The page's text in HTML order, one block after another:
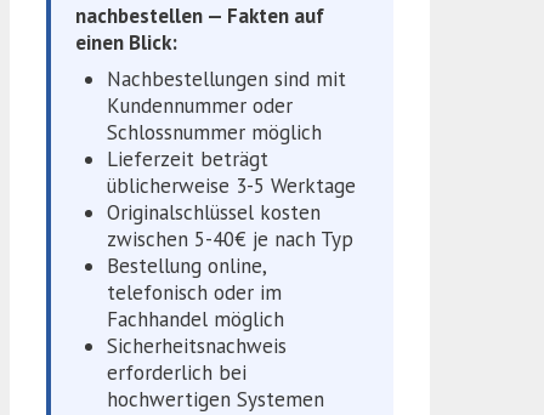
nachbestellen — Fakten auf
einen Blick:
Nachbestellungen sind mit
Kundennummer oder
Schlossnummer möglich
Lieferzeit beträgt
üblicherweise 3-5 Werktage
Originalschlüssel kosten
zwischen 5-40€ je nach Typ
Bestellung online,
telefonisch oder im
Fachhandel möglich
Sicherheitsnachweis
erforderlich bei
hochwertigen Systemen